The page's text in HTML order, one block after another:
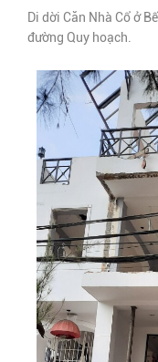
Di dời Căn Nhà Cổ ở
đường Quy hoạch.